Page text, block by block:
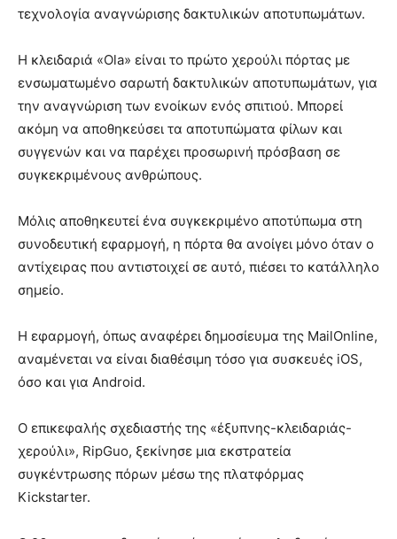
τεχνολογία αναγνώρισης δακτυλικών αποτυπωμάτων.
Η κλειδαριά «Ola» είναι το πρώτο χερούλι πόρτας με
ενσωματωμένο σαρωτή δακτυλικών αποτυπωμάτων, για
την αναγνώριση των ενοίκων ενός σπιτιού. Μπορεί
ακόμη να αποθηκεύσει τα αποτυπώματα φίλων και
συγγενών και να παρέχει προσωρινή πρόσβαση σε
συγκεκριμένους ανθρώπους.
Μόλις αποθηκευτεί ένα συγκεκριμένο αποτύπωμα στη
συνοδευτική εφαρμογή, η πόρτα θα ανοίγει μόνο όταν ο
αντίχειρας που αντιστοιχεί σε αυτό, πιέσει το κατάλληλο
σημείο.
Η εφαρμογή, όπως αναφέρει δημοσίευμα της MailOnline,
αναμένεται να είναι διαθέσιμη τόσο για συσκευές iOS,
όσο και για Android.
Ο επικεφαλής σχεδιαστής της «έξυπνης-κλειδαριάς-
χερούλι», RipGuo, ξεκίνησε μια εκστρατεία
συγκέντρωσης πόρων μέσω της πλατφόρμας
Kickstarter.